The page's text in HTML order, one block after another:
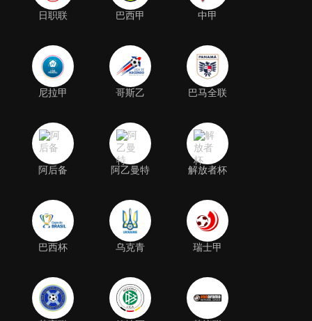
日职联 巴西甲 中甲
尼拉甲 哥斯乙 巴马全联
阿后备 阿乙曼特 解放者杯
巴西杯 乌克青 瑞士甲